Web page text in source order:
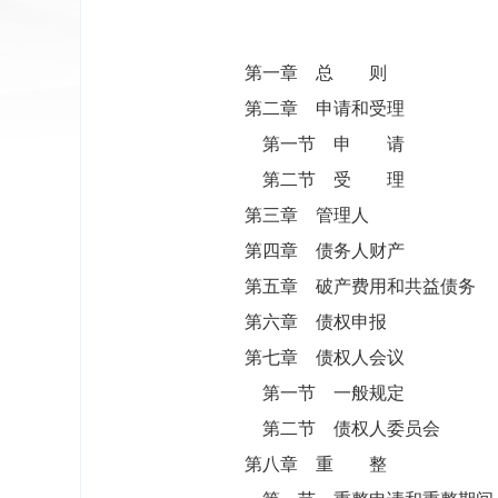
第一章 总 则
第二章 申请和受理
第一节 申 请
第二节 受 理
第三章 管理人
第四章 债务人财产
第五章 破产费用和共益债务
第六章 债权申报
第七章 债权人会议
第一节 一般规定
第二节 债权人委员会
第八章 重 整